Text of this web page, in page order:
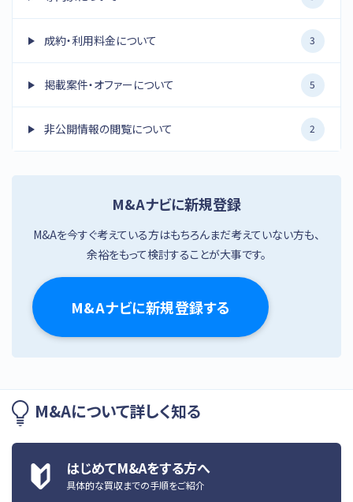
成約・利用料金について 3
掲載案件・オファーについて 5
非公開情報の閲覧について 2
M&Aナビに新規登録
M&Aを今すぐ考えている方はもちろんまだ考えていない方も、
余裕をもって検討することが大事です。
M&Aナビに新規登録する
M&Aについて詳しく知る
はじめてM&Aをする方へ
具体的な買収までの手順をご紹介